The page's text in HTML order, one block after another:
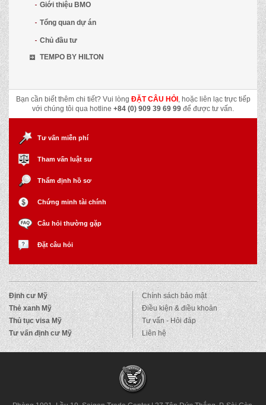
Giới thiệu BMO
Tổng quan dự án
Chủ đầu tư
TEMPO BY HILTON
Bạn cần biết thêm chi tiết? Vui lòng ĐẶT CÂU HỎI , hoặc liên lạc trực tiếp
với chúng tôi qua hotline +84 (0) 909 39 69 99 để được tư vấn.
Tư vấn miễn phí
Tham vấn luật sư
Thẩm định hồ sơ
Chứng minh tài chính
Câu hỏi thường gặp
Đặt câu hỏi
Định cư Mỹ
Thẻ xanh Mỹ
Thủ tục visa Mỹ
Tư vấn định cư Mỹ
Chính sách bảo mật
Điều kiện & điều khoản
Tư vấn - Hỏi đáp
Liên hệ